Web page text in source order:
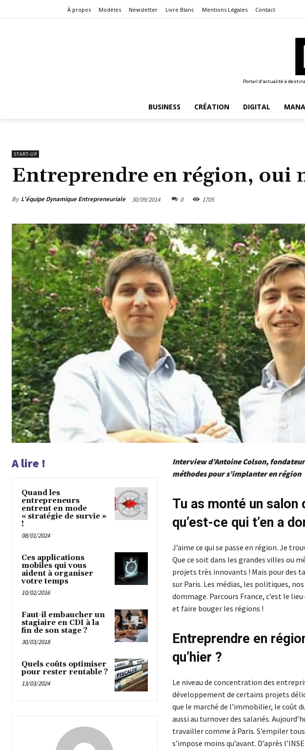
À propos Modèles Newsletter Livre Blanc Mentions Légales Contact
Portail d'actualité à
BUSINESS CRÉATION DIGITAL
START-UP
Entreprendre en région, oui
By L'équipe Dynamique Entrepreneuriale 30/09/2014 0 1705
A lire !
Quand les
entrepreneurs
entrent en mode
« stratégie de survie »
!
08/01/2024
Ces applications
mobiles qui vous
aident à organiser
votre temps
10/02/2016
Faut-il embaucher un
stagiaire en CDI à la
fin de son stage ?
30/03/2018
Quels coûts optimiser
pour rester rentable ?
13/03/2024
Interview d’Antoine Colson,
méthodes pour s’implanter en région
Tu as monté un salon
qu’est-ce qui t’en a
J’aime ce qui se passe en région. Je
Que ce soit dans les grandes villes ou
projets très innovants ! Mais pour des
sur Paris. Les médias, les politiques,
dommage. Parcours France, c’est le
et faire bouger les régions !
Entreprendre en
qu’hier ?
Le niveau de concentration des
développement de certains projets
que le marché de l’immobilier, le coût
aussi au turnover des salariés.
travailler comme à Paris. S’empiler
s’impose moins qu’avant. D’après